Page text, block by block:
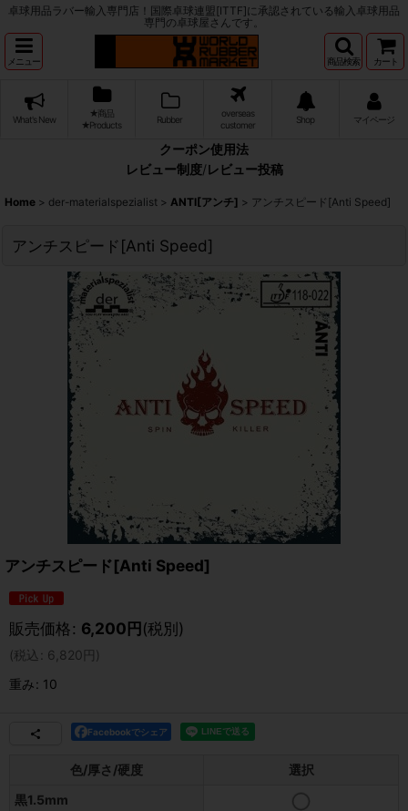
卓球用品ラバー輸入専門店！国際卓球連盟[ITTF]に承認されている輸入卓球用品
専門の卓球屋さんです。
メニュー 商品検索 カート
What's New
★商品
★Products
Rubber
overseas
customer
Shop マイページ
クーポン使用法
レビュー制度/レビュー投稿
Home > der-materialspezialist > ANTI[アンチ] > アンチスピード[Anti Speed]
アンチスピード[Anti Speed]
アンチスピード[Anti Speed]
販売価格: 6,200 円 (税別)
(税込 : 6,820円 )
重み: 10
Facebookでシェア
色/厚さ/硬度
選択
黒1.5mm